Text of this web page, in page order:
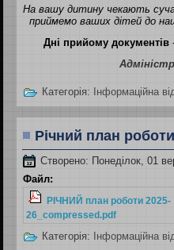
На вашу дитину чекають
приймемо ваших дітей до
Дні прийому документів
Категорія: Інформаційна
Річний план
Створено: Понеділок, 01
Файл:
РІЧНИЙ план роботи 2025-
26_compressed.pdf
Категорія: Інформаційна